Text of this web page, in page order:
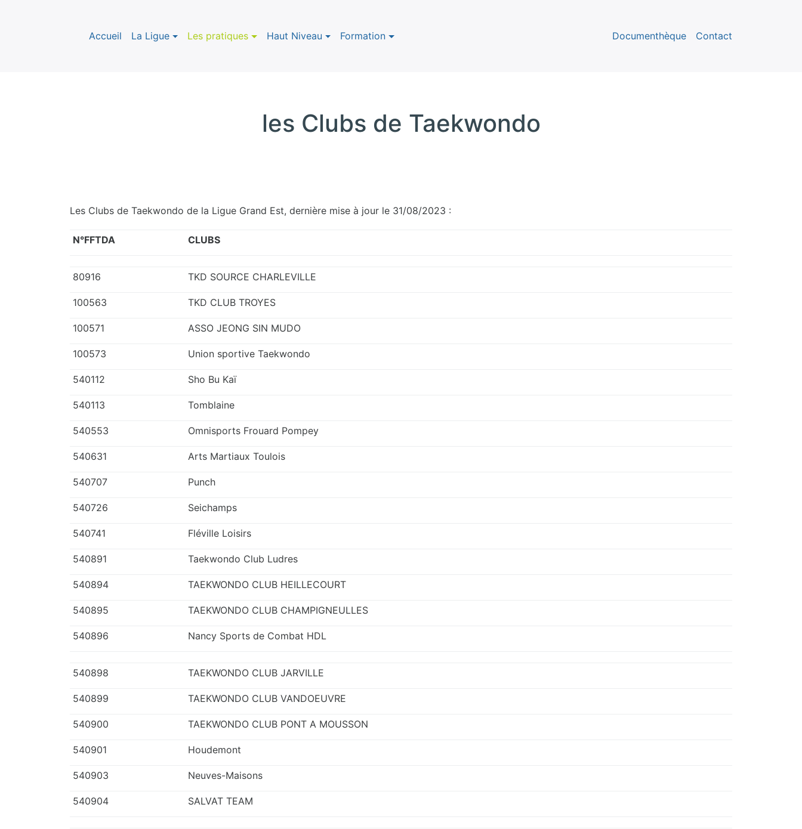
Accueil La Ligue Les pratiques Haut Niveau Formation Documenthèque Contact
les Clubs de Taekwondo
Les Clubs de Taekwondo de la Ligue Grand Est, dernière mise à jour le 31/08/2023 :
N°FFTDA CLUBS
80916 TKD SOURCE CHARLEVILLE
100563 TKD CLUB TROYES
100571 ASSO JEONG SIN MUDO
100573 Union sportive Taekwondo
540112 Sho Bu Kaï
540113 Tomblaine
540553 Omnisports Frouard Pompey
540631 Arts Martiaux Toulois
540707 Punch
540726 Seichamps
540741 Fléville Loisirs
540891 Taekwondo Club Ludres
540894 TAEKWONDO CLUB HEILLECOURT
540895 TAEKWONDO CLUB CHAMPIGNEULLES
540896 Nancy Sports de Combat HDL
540898 TAEKWONDO CLUB JARVILLE
540899 TAEKWONDO CLUB VANDOEUVRE
540900 TAEKWONDO CLUB PONT A MOUSSON
540901 Houdemont
540903 Neuves-Maisons
540904 SALVAT TEAM